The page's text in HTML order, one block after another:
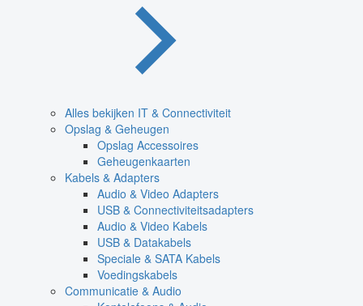
Alles bekijken IT & Connectiviteit
Opslag & Geheugen
Opslag Accessoires
Geheugenkaarten
Kabels & Adapters
Audio & Video Adapters
USB & Connectiviteitsadapters
Audio & Video Kabels
USB & Datakabels
Speciale & SATA Kabels
Voedingskabels
Communicatie & Audio